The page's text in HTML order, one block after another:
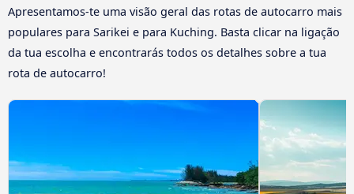
Apresentamos-te uma visão geral das rotas de autocarro mais
populares para Sarikei e para Kuching. Basta clicar na ligação
da tua escolha e encontrarás todos os detalhes sobre a tua
rota de autocarro!